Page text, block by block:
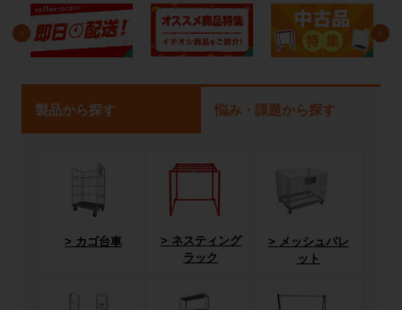
製品から探す 悩み・課題から探す
カゴ台車
ネスティング
ラック
メッシュパレ
ット